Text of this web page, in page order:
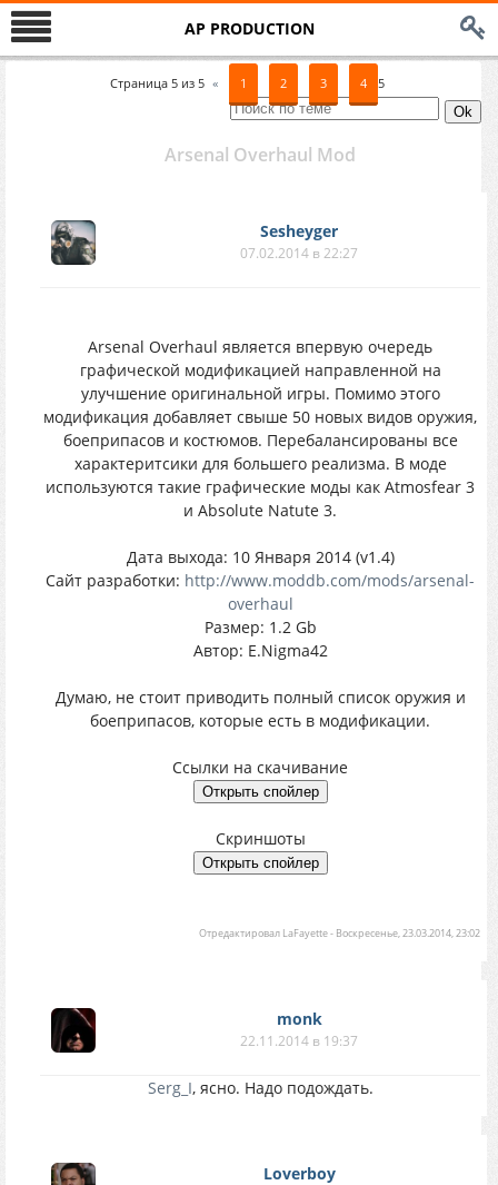
AP PRODUCTION
Страница 5 из 5 « 1 2 3 4 5
Arsenal Overhaul Mod
Sesheyger
07.02.2014 в 22:27
Arsenal Overhaul является впервую очередь
графической модификацией направленной на
улучшение оригинальной игры. Помимо этого
модификация добавляет свыше 50 новых видов оружия,
боеприпасов и костюмов. Перебалансированы все
характеритсики для большего реализма. В моде
используются такие графические моды как Atmosfear 3
и Absolute Natute 3.
Дата выхода: 10 Января 2014 (v1.4)
Сайт разработки: http://www.moddb.com/mods/arsenal-
overhaul
Размер: 1.2 Gb
Автор: E.Nigma42
Думаю, не стоит приводить полный список оружия и
боеприпасов, которые есть в модификации.
Ссылки на скачивание
Скриншоты
Отредактировал LaFayette- Воскресенье, 23.03.2014, 23:02
monk
22.11.2014 в 19:37
Serg_I, ясно. Надо подождать.
Loverboy